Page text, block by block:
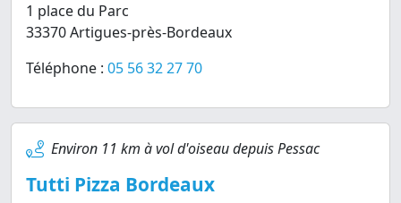
1 place du Parc
33370 Artigues-près-Bordeaux
Téléphone : 05 56 32 27 70
Environ 11 km à vol d'oiseau depuis Pessac
Tutti Pizza Bordeaux